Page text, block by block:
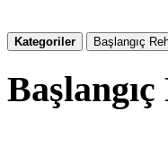
Kategoriler Başlangıç